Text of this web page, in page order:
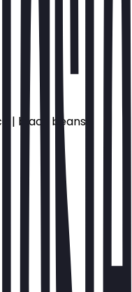
| black beans